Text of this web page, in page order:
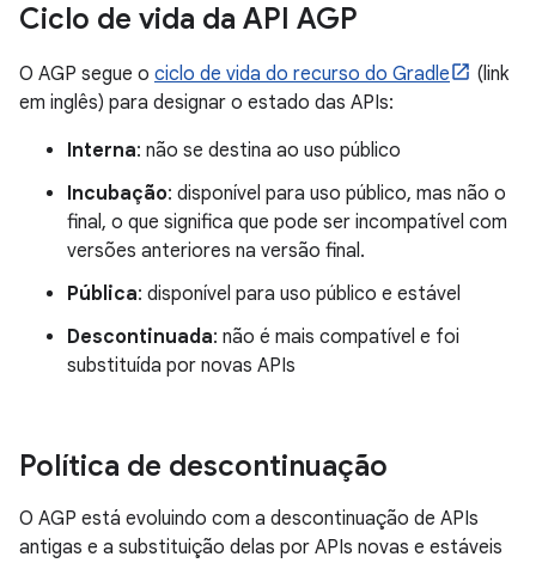
Ciclo de vida da API AGP
O AGP segue o ciclo de vida do recurso do Gradle
(link
em inglês) para designar o estado das APIs:
Interna: não se destina ao uso público
Incubação: disponível para uso público, mas não o
final, o que significa que pode ser incompatível com
versões anteriores na versão final.
Pública: disponível para uso público e estável
Descontinuada: não é mais compatível e foi
substituída por novas APIs
Política de descontinuação
O AGP está evoluindo com a descontinuação de APIs
antigas e a substituição delas por APIs novas e estáveis